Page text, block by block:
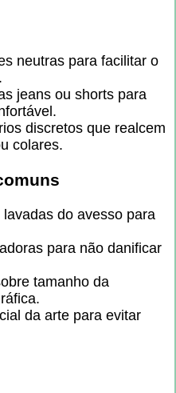
neutras para facilitar o
jeans ou shorts para
discretos que realcem
colares.
do avesso para
para não danificar
tamanho da
da arte para evitar